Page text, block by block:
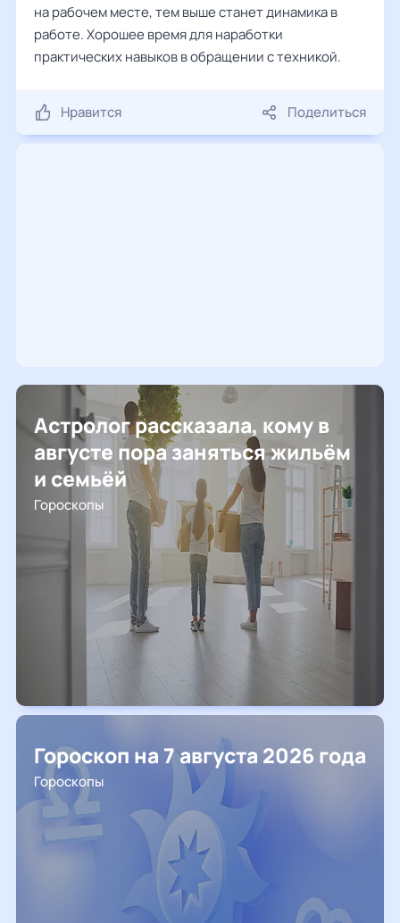
на рабочем месте, тем выше станет динамика в
работе. Хорошее время для наработки
практических навыков в обращении с техникой.
Нравится Поделиться
Астролог рассказала, кому в
августе пора заняться жильём
и семьёй
Гороскопы
Гороскоп на 7 августа 2026 года
Гороскопы